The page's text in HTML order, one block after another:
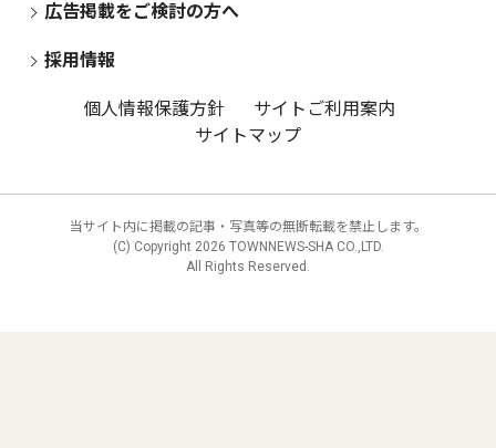
広告掲載をご検討の方へ
採用情報
個人情報保護方針
サイトご利用案内
サイトマップ
当サイト内に掲載の記事・写真等の無断転載を禁止します。
(C) Copyright 2026 TOWNNEWS-SHA CO.,LTD.
All Rights Reserved.